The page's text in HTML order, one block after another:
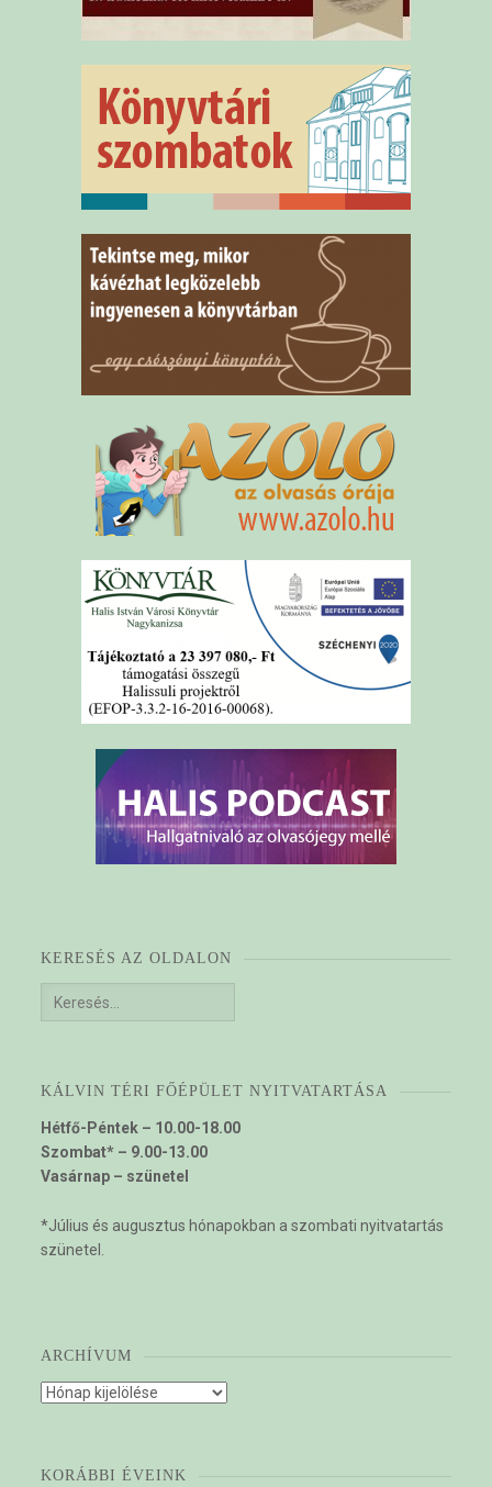
KERESÉS AZ OLDALON
Keresés:
KÁLVIN TÉRI FŐÉPÜLET NYITVATARTÁSA
Hétfő-Péntek – 10.00-18.00
Szombat* – 9.00-13.00
Vasárnap – szünetel
*Július és augusztus hónapokban a szombati nyitvatartás
szünetel.
ARCHÍVUM
Archívum
KORÁBBI ÉVEINK